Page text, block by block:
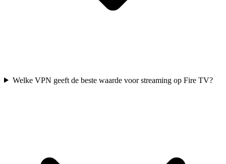
Welke VPN geeft de beste waarde voor streaming op Fire TV?